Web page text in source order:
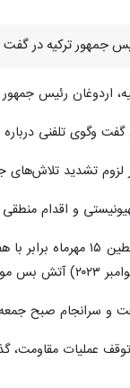
جمهور ترکیه در
اردوغان رئیس
وگوی تلفنی درباره
تشدید تلاش‌های
و اقدام
پایان رسید و رژیم اسرائیل حملات علیه غزه را از
عملیات مقاومت،